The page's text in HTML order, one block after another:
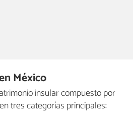
México
insular compuesto por
tres categorías principales: